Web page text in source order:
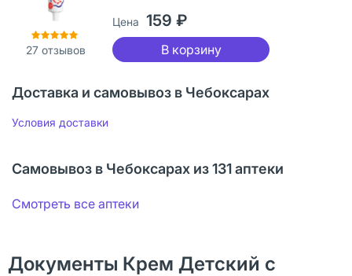
27 отзывов
Цена 159 ₽
В корзину
Доставка и самовывоз в Чебоксарах
Условия доставки
Самовывоз в Чебоксарах из 131 аптеки
Смотреть все аптеки
Документы Крем Детский с